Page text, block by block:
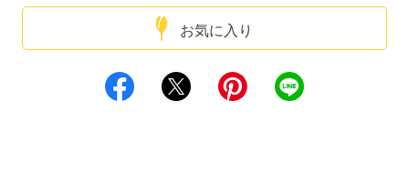
お気に入り